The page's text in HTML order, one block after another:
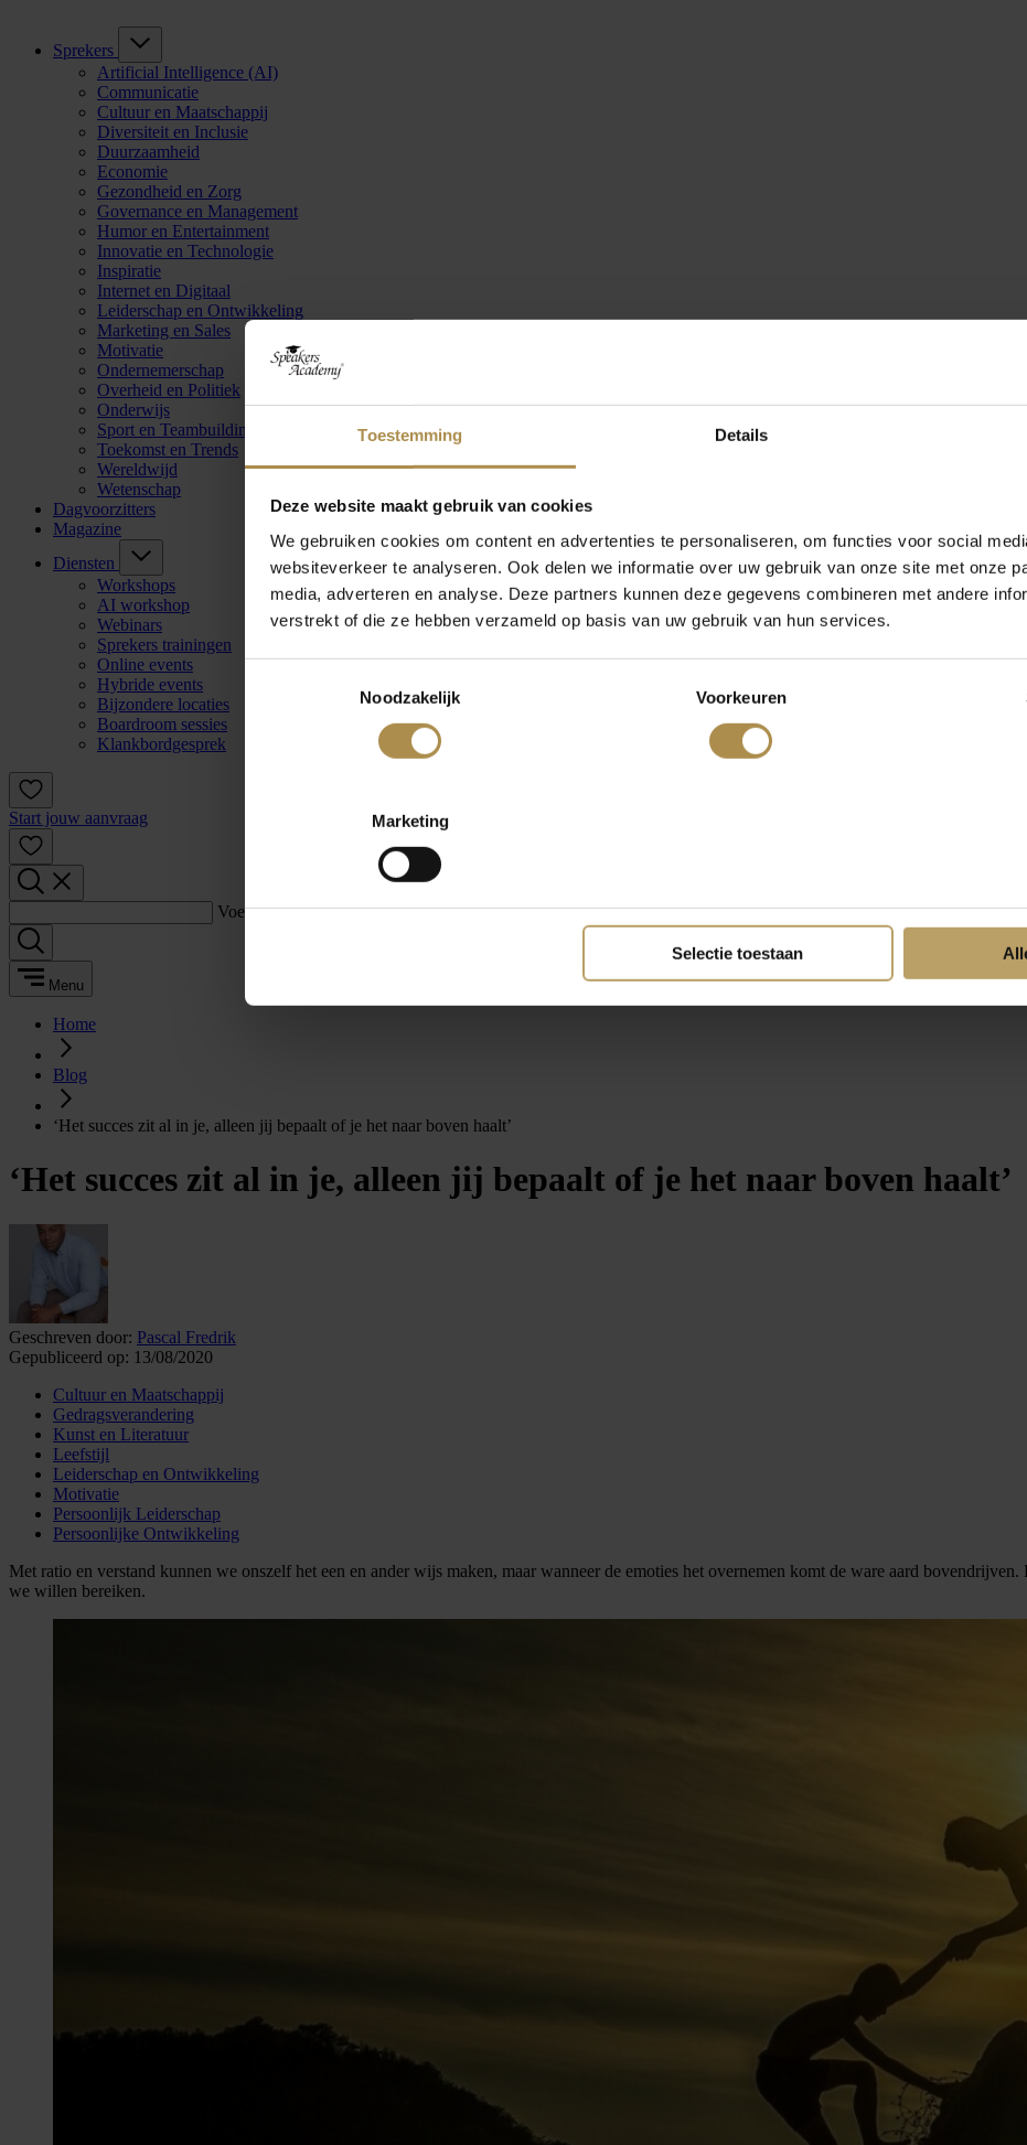
Toestemming Details
Deze website maakt gebruik van cookies
We gebruiken cookies om content en advertenties te personaliseren, om functies voor social
websiteverkeer te analyseren. Ook delen we informatie over uw gebruik van onze site met onze
media, adverteren en analyse. Deze partners kunnen deze gegevens combineren met andere
verstrekt of die ze hebben verzameld op basis van uw gebruik van hun services.
Noodzakelijk
Voorkeuren
Marketing
Selectie toestaan
Sprekers
Artificial Intelligence (AI)
Communicatie
Cultuur en Maatschappij
Diversiteit en Inclusie
Duurzaamheid
Economie
Gezondheid en Zorg
Governance en Management
Humor en Entertainment
Innovatie en Technologie
Inspiratie
Internet en Digitaal
Leiderschap en Ontwikkeling
Marketing en Sales
Motivatie
Ondernemerschap
Overheid en Politiek
Onderwijs
Sport en Teambuilding
Toekomst en Trends
Wereldwijd
Wetenschap
Dagvoorzitters
Magazine
Diensten
Workshops
AI workshop
Webinars
Sprekers trainingen
Online events
Hybride events
Bijzondere locaties
Boardroom sessies
Klankbordgesprek
Start jouw aanvraag
Voer een zoekterm in:
Menu
Home
Blog
‘Het succes zit al in je, alleen jij bepaalt of je het naar boven haalt’
‘Het succes zit al in je, alleen jij bepaalt of je het naar boven haalt’
Geschreven door: Pascal Fredrik
Gepubliceerd op: 13/08/2020
Cultuur en Maatschappij
Gedragsverandering
Kunst en Literatuur
Leefstijl
Leiderschap en Ontwikkeling
Motivatie
Persoonlijk Leiderschap
Persoonlijke Ontwikkeling
Met ratio en verstand kunnen we onszelf het een en ander wijs maken, maar wanneer de emoties het overnemen komt de ware aard
we willen bereiken.